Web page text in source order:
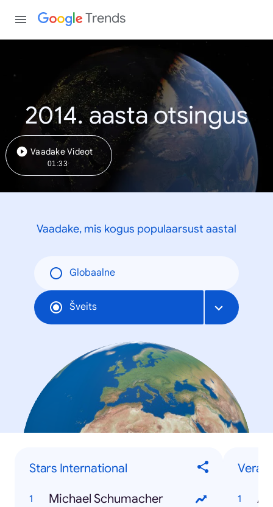
Trends
2014. aasta otsingus
Vaadake Videot
01:33
Vaadake, mis kogus populaarsust aastal
Globaalne
Šveits
Stars International
Michael Schumacher